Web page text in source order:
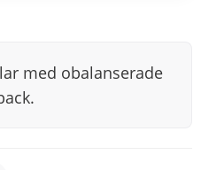
med obalanserade